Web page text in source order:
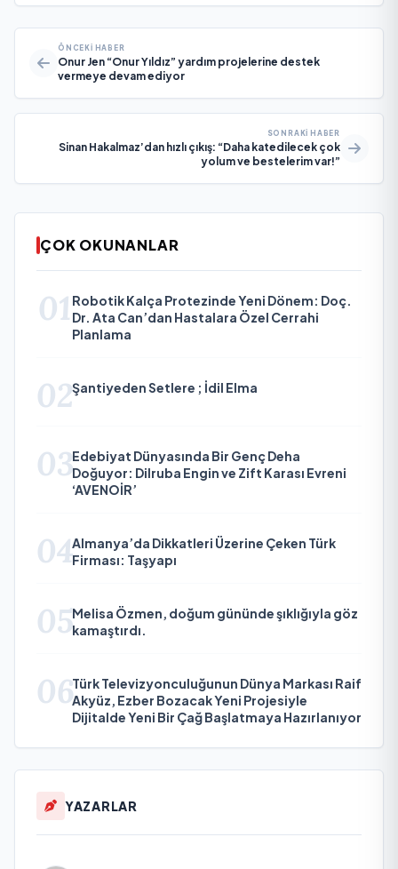
ÖNCEKI HABER
Onur Jen “Onur Yıldız” yardım projelerine destek
vermeye devam ediyor
SONRAKI HABER
Sinan Hakalmaz’dan hızlı çıkış: “Daha katedilecek çok
yolum ve bestelerim var!”
ÇOK OKUNANLAR
01 Robotik Kalça Protezinde Yeni Dönem: Doç.
Dr. Ata Can’dan Hastalara Özel Cerrahi
Planlama
02Şantiyeden Setlere ; İdil Elma
03Edebiyat Dünyasında Bir Genç Deha
Doğuyor: Dilruba Engin ve Zift Karası Evreni
‘AVENOİR’
04Almanya’da Dikkatleri Üzerine Çeken Türk
Firması: Taşyapı
05Melisa Özmen, doğum gününde şıklığıyla göz
kamaştırdı.
06Türk Televizyonculuğunun Dünya Markası Raif
Akyüz, Ezber Bozacak Yeni Projesiyle
Dijitalde Yeni Bir Çağ Başlatmaya Hazırlanıyor
YAZARLAR